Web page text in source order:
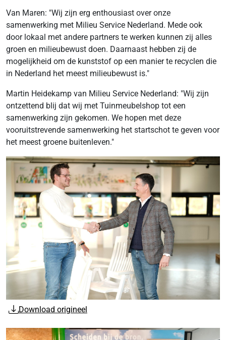
Van Maren: "Wij zijn erg enthousiast over onze
samenwerking met Milieu Service Nederland. Mede ook
door lokaal met andere partners te werken kunnen zij alles
groen en milieubewust doen. Daarnaast hebben zij de
mogelijkheid om de kunststof op een manier te recyclen die
in Nederland het meest milieubewust is."
Martin Heidekamp van Milieu Service Nederland: "Wij zijn
ontzettend blij dat wij met Tuinmeubelshop tot een
samenwerking zijn gekomen. We hopen met deze
vooruitstrevende samenwerking het startschot te geven voor
het meest groene buitenleven."
Download origineel